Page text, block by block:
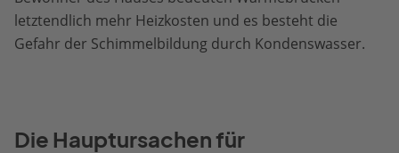
letztendlich mehr Heizkosten und es besteht die
Gefahr der Schimmelbildung durch Kondenswasser.
Die Hauptursachen für